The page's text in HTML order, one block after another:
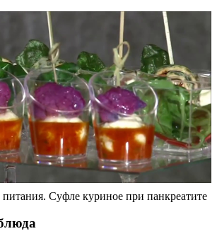
Суфле куриное при панкреатите